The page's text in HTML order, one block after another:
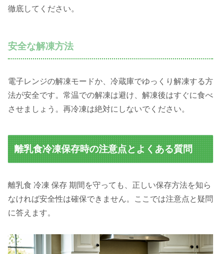
徹底してください。
安全な解凍方法
電子レンジの解凍モードか、冷蔵庫でゆっくり解凍する方
法が安全です。常温での解凍は避け、解凍後はすぐに食べ
させましょう。再冷凍は絶対にしないでください。
離乳食冷凍保存時の注意点とよくある質問
離乳食 冷凍 保存 期間を守っても、正しい保存方法を知ら
なければ安全性は確保できません。ここでは注意点と疑問
に答えます。